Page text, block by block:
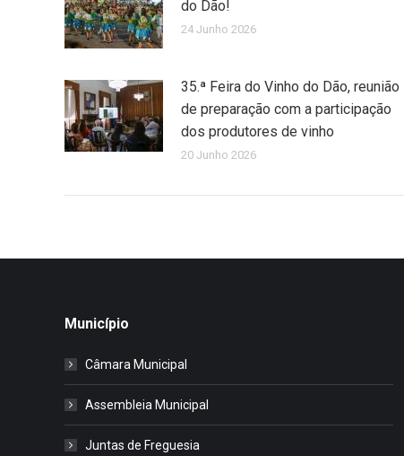
do Dão!
24 Junho 2026
35.ª Feira do Vinho do Dão, reunião
de preparação com a participação
dos produtores de vinho
20 Junho 2026
Município
Câmara Municipal
Assembleia Municipal
Juntas de Freguesia